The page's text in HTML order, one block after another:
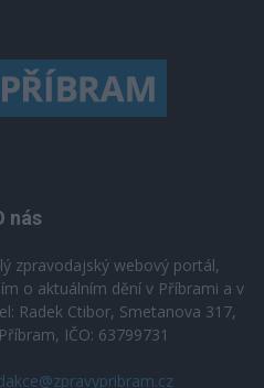
nás
zpravodajský webový portál,
o aktuálním dění v Příbrami a v
Radek Ctibor, Smetanova 317,
IČO: 63799731